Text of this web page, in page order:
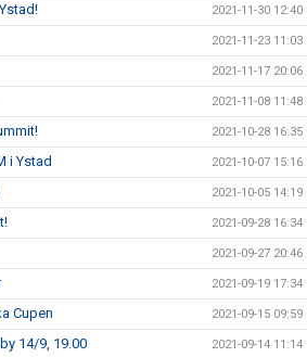
2021-11-30 12:40
2021-11-23 11:03
2021-11-17 20:06
2021-11-08 11:48
2021-10-28 16:35
i Ystad 2021-10-07 15:16
2021-10-05 14:19
2021-09-28 16:34
2021-09-27 20:46
2021-09-19 17:34
Cupen 2021-09-15 09:59
14/9, 19.00 2021-09-14 11:14